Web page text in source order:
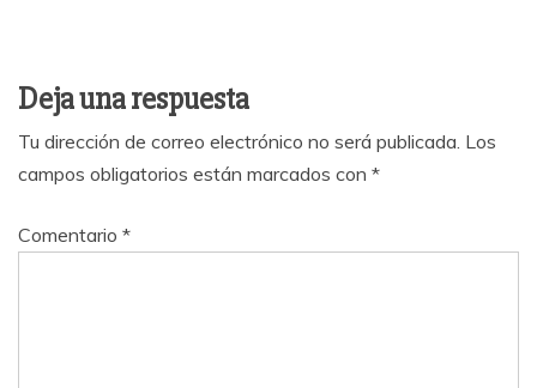
Deja una respuesta
Tu dirección de correo electrónico no será publicada. Los
campos obligatorios están marcados con *
Comentario *